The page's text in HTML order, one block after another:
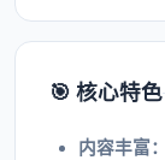
🎯 核心特色
内容丰富：